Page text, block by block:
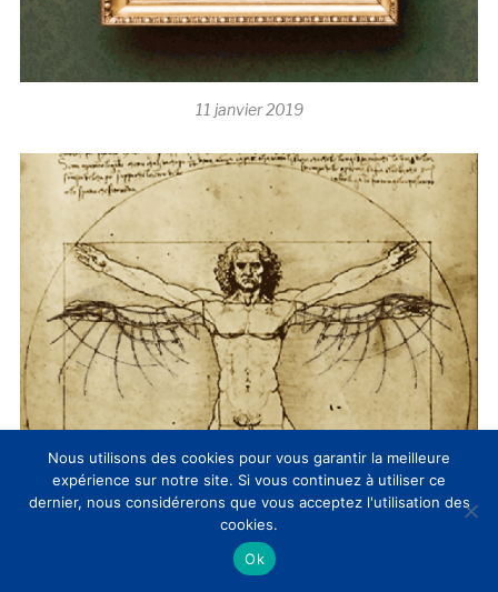
11 janvier 2019
Nous utilisons des cookies pour vous garantir la meilleure
expérience sur notre site. Si vous continuez à utiliser ce
dernier, nous considérerons que vous acceptez l'utilisation des
cookies.
Ok